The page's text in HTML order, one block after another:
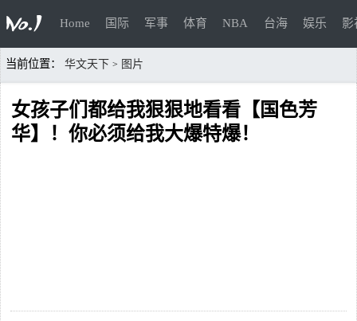
Home 国际 军事 体育 NBA 台海 娱乐 影
当前位置： 华文天下 > 图片
女孩子们都给我狠狠地看看【国色芳
华】！你必须给我大爆特爆！